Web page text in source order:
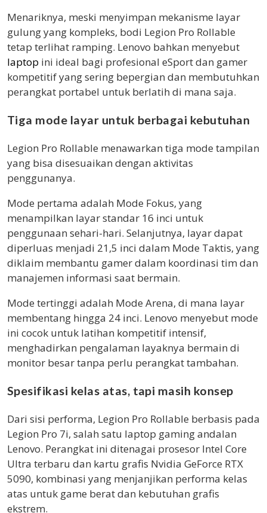
Menariknya, meski menyimpan mekanisme layar
gulung yang kompleks, bodi Legion Pro Rollable
tetap terlihat ramping. Lenovo bahkan menyebut
laptop ini ideal bagi profesional eSport dan gamer
kompetitif yang sering bepergian dan membutuhkan
perangkat portabel untuk berlatih di mana saja.
Tiga mode layar untuk berbagai kebutuhan
Legion Pro Rollable menawarkan tiga mode tampilan
yang bisa disesuaikan dengan aktivitas
penggunanya.
Mode pertama adalah Mode Fokus, yang
menampilkan layar standar 16 inci untuk
penggunaan sehari-hari. Selanjutnya, layar dapat
diperluas menjadi 21,5 inci dalam Mode Taktis, yang
diklaim membantu gamer dalam koordinasi tim dan
manajemen informasi saat bermain.
Mode tertinggi adalah Mode Arena, di mana layar
membentang hingga 24 inci. Lenovo menyebut mode
ini cocok untuk latihan kompetitif intensif,
menghadirkan pengalaman layaknya bermain di
monitor besar tanpa perlu perangkat tambahan.
Spesifikasi kelas atas, tapi masih konsep
Dari sisi performa, Legion Pro Rollable berbasis pada
Legion Pro 7i, salah satu laptop gaming andalan
Lenovo. Perangkat ini ditenagai prosesor Intel Core
Ultra terbaru dan kartu grafis Nvidia GeForce RTX
5090, kombinasi yang menjanjikan performa kelas
atas untuk game berat dan kebutuhan grafis
ekstrem.